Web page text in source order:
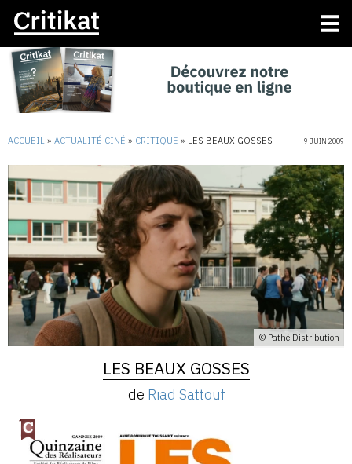
ACCUEIL » ACTUALITÉ CINÉ » CRITIQUE » LES BEAUX GOSSES 9 JUIN 2009
© Pathé Distribution
LES BEAUX GOSSES
de Riad Sattouf